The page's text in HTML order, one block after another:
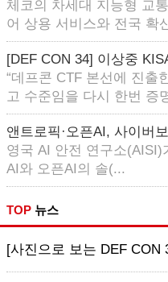
체코의 차세대 지능형 교
어 상용 서비스와 전국 확
[DEF CON 34] 이상중
“데프콘 CTF 본선에 진출
고 수준임을 다시 한번 증
앤트로픽·오픈AI, 사이버
영국 AI 안전 연구소
AI와 오픈AI의 솔(...
TOP 뉴스
[사진으로 보는 DEF CON